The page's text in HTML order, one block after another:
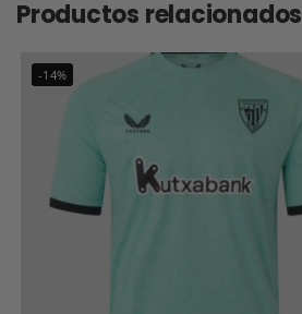
Productos relacionados
-14%